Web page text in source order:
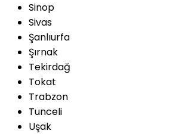
Sinop
Sivas
Şanlıurfa
Şırnak
Tekirdağ
Tokat
Trabzon
Tunceli
Uşak